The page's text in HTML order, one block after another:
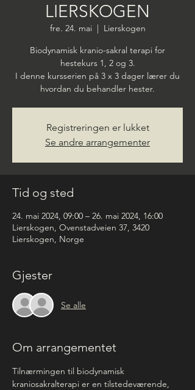
LIERSKOGEN
fre. 24. mai
  |
Lierskogen
Biodynamisk kranio-sakral terapi for
hestekurs 1, 2 og 3.
I denne kursserien på 3 x 3 dager lærer du
hvordan du behandler hester.
Registreringen er lukket
Se andre arrangementer
Tid og sted
24. mai 2024, 09:00 – 26. mai 2024, 16:00
Lierskogen, Ovenstadveien 37, 3420
Lierskogen, Norge
Gjester
Se alle
Om arrangementet
Tilnærmingen til biodynamisk
kraniosakralterapi er en tilstedeværende,